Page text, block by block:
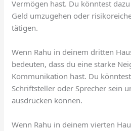
Vermögen hast. Du könntest
Geld umzugehen oder
tätigen.
Wenn Rahu in deinem dritten
bedeuten, dass du eine starke
Kommunikation hast. Du
Schriftsteller oder Sprecher sein
ausdrücken können.
Wenn Rahu in deinem vierten